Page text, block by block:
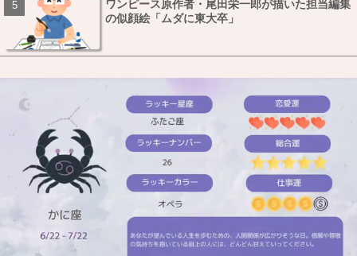
ワンピース原作者・尾田栄一郎が描いた担当編集
の似顔絵「ムダに東大卒」